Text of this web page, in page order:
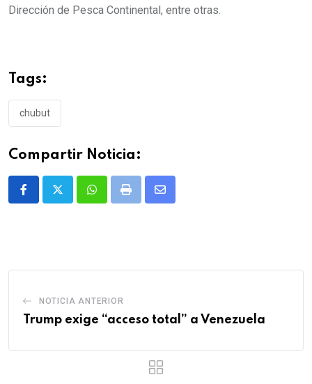
Dirección de Pesca Continental, entre otras.
Tags:
chubut
Compartir Noticia:
WhatsappPrint
Share
NOTICIA ANTERIOR
Trump exige “acceso total” a Venezuela